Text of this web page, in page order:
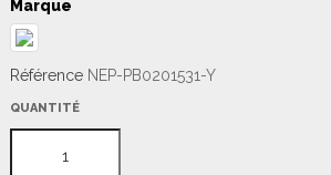
Marque
Référence NEP-PB0201531-Y
QUANTITÉ